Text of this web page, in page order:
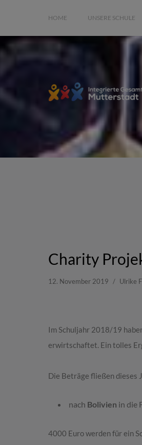
HOME UNSERE SCHULE
Charity
12. November 2019 Ulrike
Im Schuljahr 2018/19
erwirtschaftet. Ein tolles
Die Beträge fließen dieses
nach Bolivien in die
4000 Euro werden für ein